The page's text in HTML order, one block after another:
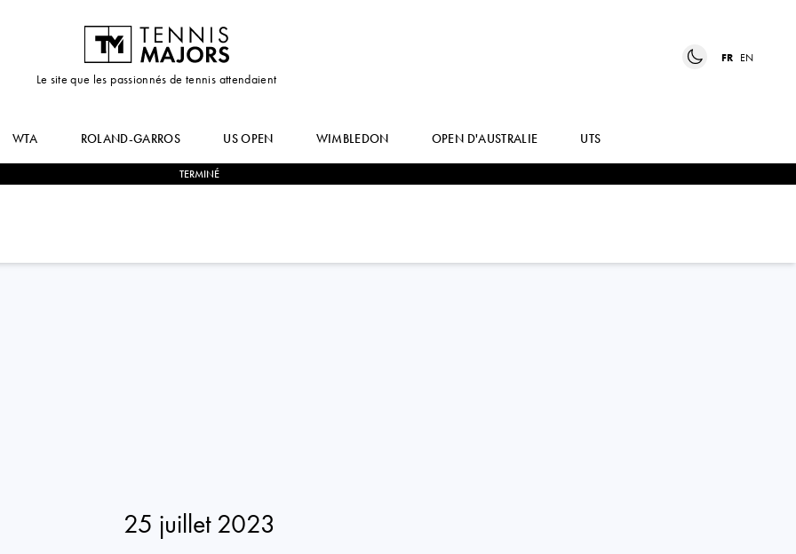
Le site que les passionnés de tennis attendaient
FR EN
WTA ROLAND-GARROS US OPEN WIMBLEDON OPEN D'AUSTRALIE UTS
TERMINÉ
25 juillet 2023